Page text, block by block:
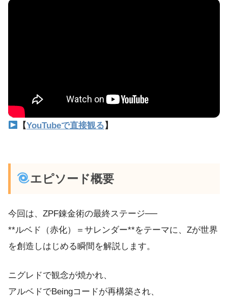
【YouTubeで直接観る 】
エピソード概要
今回は、ZPF錬金術の最終ステージ──
**ルベド（赤化）＝サレンダー**をテーマに、Zが世界
を創造しはじめる瞬間を解説します。
ニグレドで観念が焼かれ、
アルベドでBeingコードが再構築され、